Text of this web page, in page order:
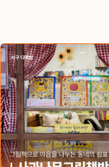
터. 여기, ‘무사이’에서는 서
이 문화가 되어 흘러가고 있